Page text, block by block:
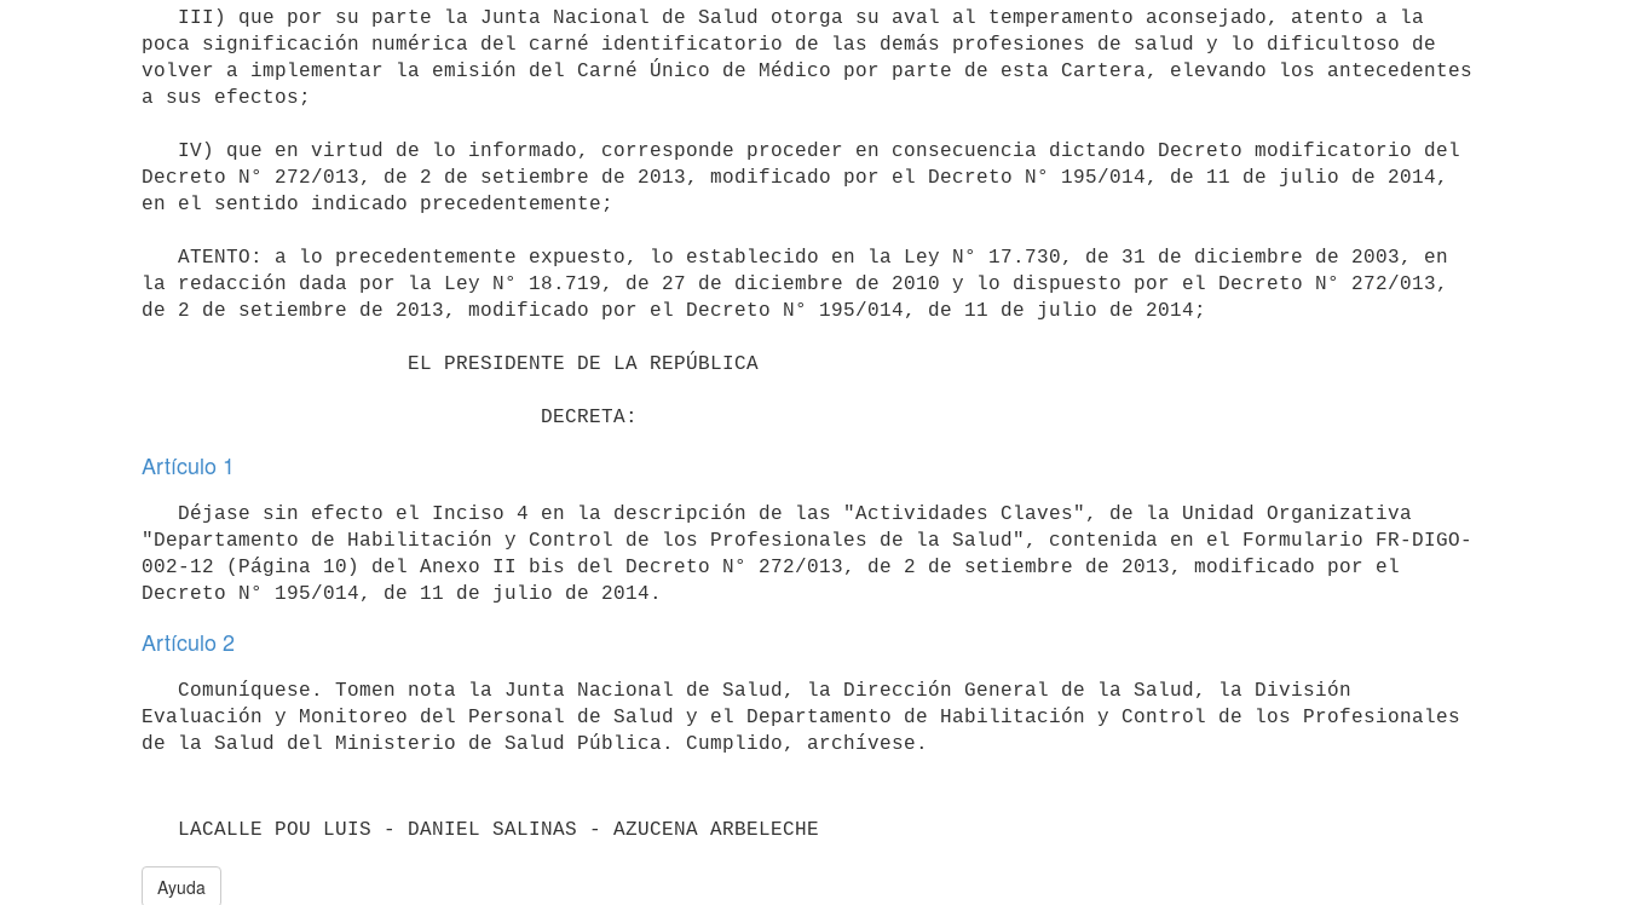
poca significación numérica del carné identificatorio de las demás profesiones de salud y lo dificultoso de
volver a implementar la emisión del Carné Único de Médico por parte de esta Cartera, elevando los antecedentes
a sus efectos;
Decreto N° 272/013, de 2 de setiembre de 2013, modificado por el Decreto N° 195/014, de 11 de julio de 2014,
en el sentido indicado precedentemente;
la redacción dada por la Ley N° 18.719, de 27 de diciembre de 2010 y lo dispuesto por el Decreto N° 272/013,
de 2 de setiembre de 2013, modificado por el Decreto N° 195/014, de 11 de julio de 2014;
Artículo 1
"Departamento de Habilitación y Control de los Profesionales de la Salud", contenida en el Formulario FR-DIGO-
002-12 (Página 10) del Anexo II bis del Decreto N° 272/013, de 2 de setiembre de 2013, modificado por el
Artículo 2
Evaluación y Monitoreo del Personal de Salud y el Departamento de Habilitación y Control de los Profesionales
Ayuda